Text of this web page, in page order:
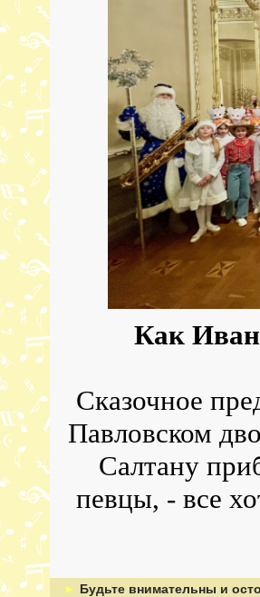
Как Иван
Сказочное
Павловском
Салтану
певцы, - все
► Будьте внимательны и